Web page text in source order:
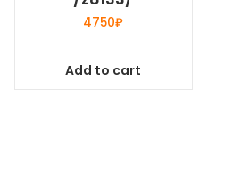
4750₽
Add to cart